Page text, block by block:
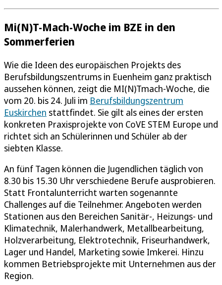
Mi(N)T-Mach-Woche im BZE in den
Sommerferien
Wie die Ideen des europäischen Projekts des
Berufsbildungszentrums in Euenheim ganz praktisch
aussehen können, zeigt die MI(N)Tmach-Woche, die
vom 20. bis 24. Juli im Berufsbildungszentrum
Euskirchen stattfindet. Sie gilt als eines der ersten
konkreten Praxisprojekte von CoVE STEM Europe und
richtet sich an Schülerinnen und Schüler ab der
siebten Klasse.
An fünf Tagen können die Jugendlichen täglich von
8.30 bis 15.30 Uhr verschiedene Berufe ausprobieren.
Statt Frontalunterricht warten sogenannte
Challenges auf die Teilnehmer. Angeboten werden
Stationen aus den Bereichen Sanitär-, Heizungs- und
Klimatechnik, Malerhandwerk, Metallbearbeitung,
Holzverarbeitung, Elektrotechnik, Friseurhandwerk,
Lager und Handel, Marketing sowie Imkerei. Hinzu
kommen Betriebsprojekte mit Unternehmen aus der
Region.